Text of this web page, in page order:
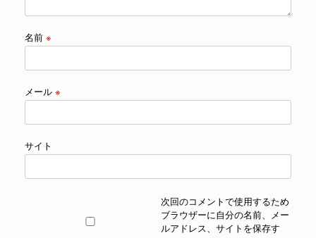
名前 ※
メール ※
サイト
次回のコメントで使用するため
ブラウザーに自分の名前、メー
ルアドレス、サイトを保存す